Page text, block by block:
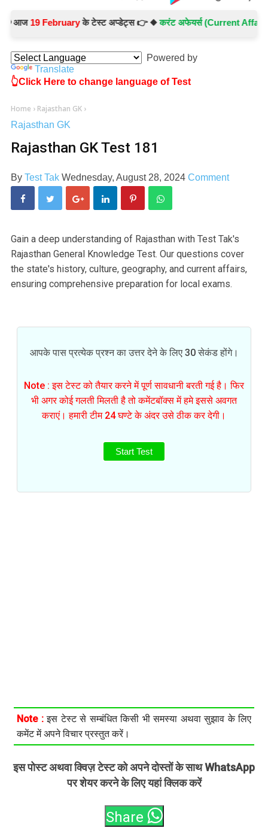
19 Februaryके टेस्ट अप्डेट्स 👉 ◆करंट अफेयर्स (Current Affairs) -
Powered by
Translate
👆Click Here to change language of Test
Home › Rajasthan GK ›
Rajasthan GK
Rajasthan GK Test 181
By Test Tak Wednesday, August 28, 2024 Comment
Gain a deep understanding of Rajasthan with Test Tak's
Rajasthan General Knowledge Test. Our questions cover
the state's history, culture, geography, and current affairs,
ensuring comprehensive preparation for local exams.
आपके पास प्रत्येक प्रश्न का उत्तर देने के लिए 30 सेकंड होंगे।
Note : इस टेस्ट को तैयार करने में पूर्ण सावधानी बरती गई है। फिर
भी अगर कोई गलती मिलती है तो कमेंटबॉक्स में हमे इससे अवगत
कराएं। हमारी टीम 24 घण्टे के अंदर उसे ठीक कर देगी।
Start Test
Note :इस टेस्ट से सम्बंधित किसी भी समस्या अथवा सुझाव के लिए
कमेंट में अपने विचार प्रस्तुत करें।
इस पोस्ट अथवा क्विज़ टेस्ट को अपने दोस्तों के साथ WhatsApp
पर शेयर करने के लिए यहां क्लिक करें
Share